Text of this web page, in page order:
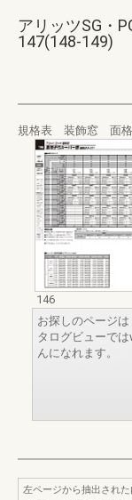
アリッツSG・
147(148-149)
規格表 装飾窓 面格
146
お探しのページ
タログビューで
んになれます。
左ページから抽出され